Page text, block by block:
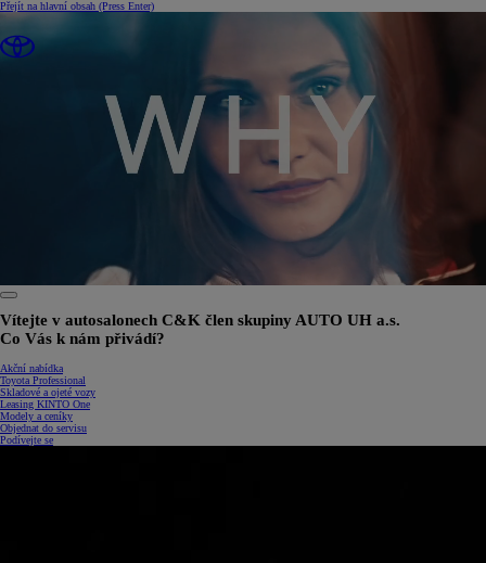
Přejít na hlavní obsah (Press Enter)
0:31 / 1:34
Vítejte v autosalonech C&K člen skupiny AUTO UH a.s.
Co Vás k nám přivádí?
Akční nabídka
Toyota Professional
Skladové a ojeté vozy
Leasing KINTO One
Modely a ceníky
Objednat do servisu
Podívejte se